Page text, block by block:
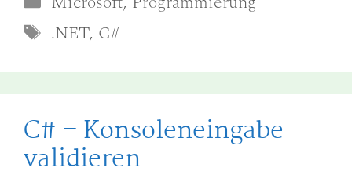
Schlagwörter
.NET, C#
C# – Konsoleneingabe
validieren